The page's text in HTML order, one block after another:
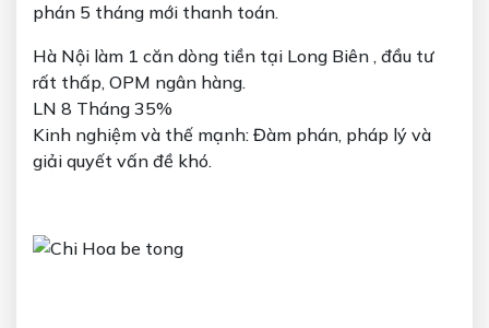
phán 5 tháng mới thanh toán.
Hà Nội làm 1 căn dòng tiền tại Long Biên , đầu tư
rất thấp, OPM ngân hàng.
LN 8 Tháng 35%
Kinh nghiệm và thế mạnh: Đàm phán, pháp lý và
giải quyết vấn đề khó.